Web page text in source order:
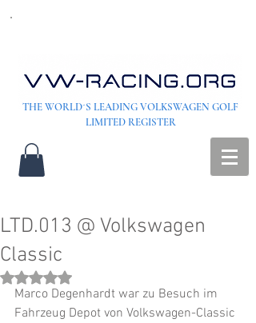
THE WORLD´S LEADING VOLKSWAGEN GOLF
LIMITED REGISTER
LTD.013 @ Volkswagen
Classic
Rated NaN out of 5 stars.
Marco Degenhardt war zu Besuch im
Fahrzeug Depot von Volkswagen-Classic